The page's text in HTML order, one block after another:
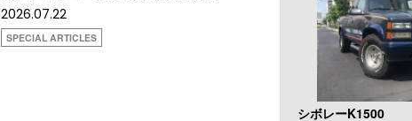
2026.07.22
SPECIAL ARTICLES
シボレーK1500